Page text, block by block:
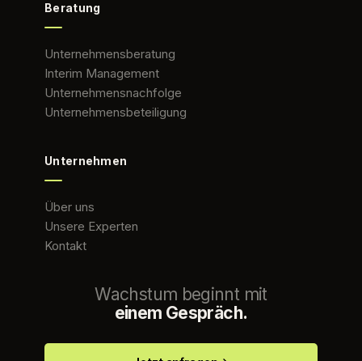
Beratung
Unternehmensberatung
Interim Management
Unternehmensnachfolge
Unternehmensbeteiligung
Unternehmen
Über uns
Unsere Experten
Kontakt
Wachstum beginnt mit
einem Gespräch.